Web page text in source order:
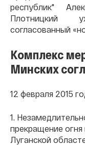
республик"
Плотницкий
согласованный
Комплекс
Минских
12 февраля 2015
1.
прекращение
Луганской